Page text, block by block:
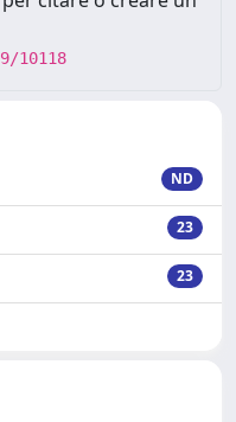
10118
ND
23
23